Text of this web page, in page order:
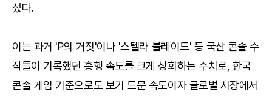
섰다.
이는 과거 'P의 거짓'이나 '스텔라 블레이드' 등 국산 콘솔 수
작들이 기록했던 흥행 속도를 크게 상회하는 수치로, 한국
콘솔 게임 기준으로도 보기 드문 속도이자 글로벌 시장에서